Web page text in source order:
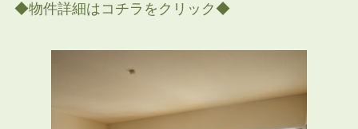
◆物件詳細はコチラをクリック◆